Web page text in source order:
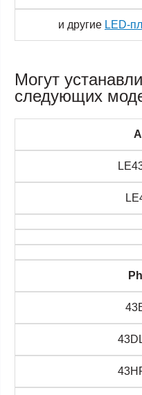
и другие LED-
Могут
следующих